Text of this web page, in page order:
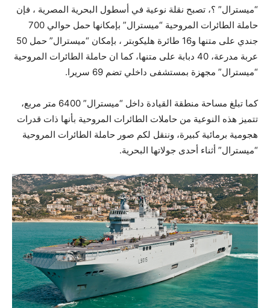
“ميسترال” ؟، تصبح نقلة نوعية في أسطول البحرية المصرية ، فإن
حاملة الطائرات المروحية “ميسترال” بإمكانها حمل حوالي 700
جندي على متنها و16 طائرة هليكوبتر ، بإمكان “ميسترال” حمل 50
عربة مدرعة، 40 دبابة على متنها، كما ان حاملة الطائرات المروحية
“ميسترال” مجهزة بمستشفى داخلي تضم 69 سريرا.
كما تبلغ مساحة منطقة القيادة داخل “ميسترال” 6400 متر مربع،
تتميز هذه النوعية من حاملات الطائرات المروحية بأنها ذات قدرات
هجومية برمائية كبيرة، وننقل لكم صور حاملة الطائرات المروحية
“ميسترال” أثناء أحدى جولاتها البحرية.